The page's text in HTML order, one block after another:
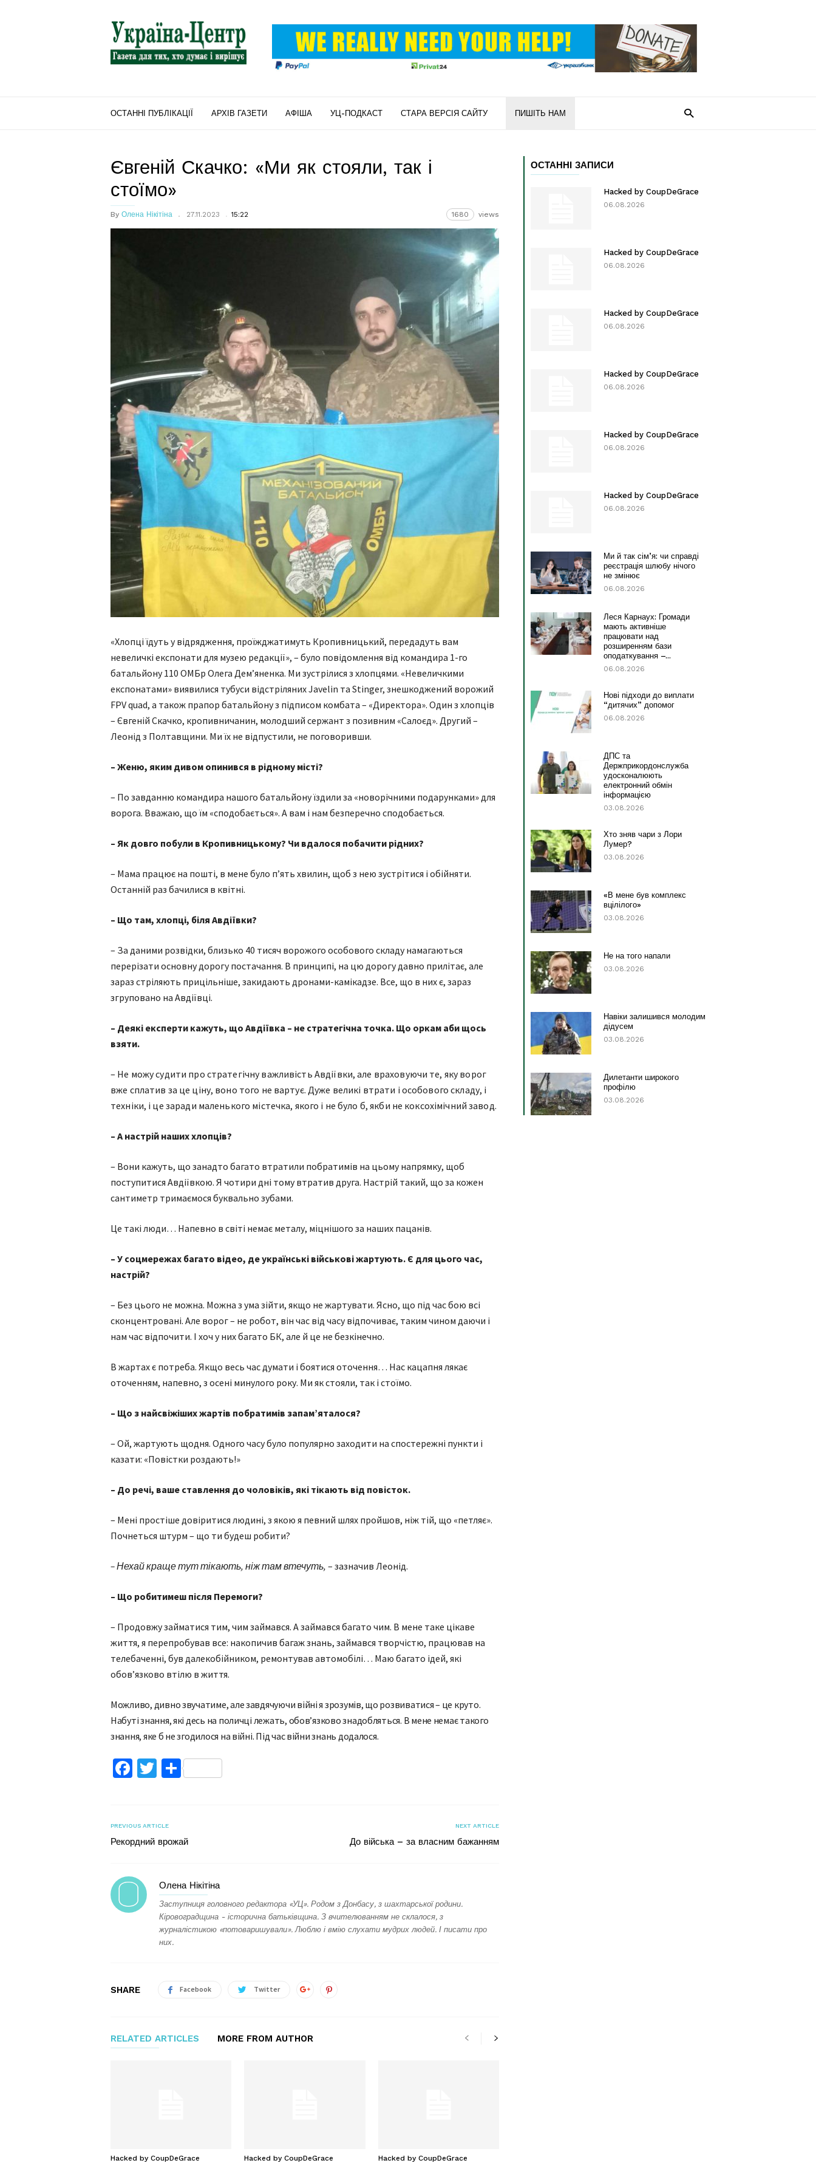
"Україна-
Центр"
ОСТАННІ ПУБЛІКАЦІЇ АРХІВ ГАЗЕТИ АФІША УЦ-ПОДКАСТ СТАРА ВЕРСІЯ САЙТУ ПИШІТЬ НАМ
Євгеній Скачко: «Ми як стояли, так і
стоїмо»
By Олена Нікітіна 27.11.2023 15:22 1680 views
«Хлопці їдуть у відрядження, проїжджатимуть Кропивницький, передадуть вам
невеличкі експонати для музею редакції», – було повідомлення від командира 1-го
батальйону 110 ОМБр Олега Дем’яненка. Ми зустрілися з хлопцями. «Невеличкими
експонатами» виявилися тубуси відстріляних Javelin та Stinger, знешкоджений ворожий
FPV quad, а також прапор батальйону з підписом комбата – «Директора». Один з хлопців
– Євгеній Скачко, кропивничанин, молодший сержант з позивним «Салоєд». Другий –
Леонід з Полтавщини. Ми їх не відпустили, не поговоривши.
– Женю, яким дивом опинився в рідному місті?
– По завданню командира нашого батальйону їздили за «новорічними подарунками» для
ворога. Вважаю, що їм «сподобається». А вам і нам безперечно сподобається.
– Як довго побули в Кропивницькому? Чи вдалося побачити рідних?
– Мама працює на пошті, в мене було п’ять хвилин, щоб з нею зустрітися і обійняти.
Останній раз бачилися в квітні.
– Що там, хлопці, біля Авдіївки?
– За даними розвідки, близько 40 тисяч ворожого особового складу намагаються
перерізати основну дорогу постачання. В принципі, на цю дорогу давно прилітає, але
зараз стріляють прицільніше, закидають дронами-камікадзе. Все, що в них є, зараз
згруповано на Авдіївці.
– Деякі експерти кажуть, що Авдіївка – не стратегічна точка. Що оркам аби щось
взяти.
– Не можу судити про стратегічну важливість Авдіївки, але враховуючи те, яку ворог
вже сплатив за це ціну, воно того не вартує. Дуже великі втрати і особового складу, і
техніки, і це заради маленького містечка, якого і не було б, якби не коксохімічний завод.
– А настрій наших хлопців?
– Вони кажуть, що занадто багато втратили побратимів на цьому напрямку, щоб
поступитися Авдіївкою. Я чотири дні тому втратив друга. Настрій такий, що за кожен
сантиметр тримаємося буквально зубами.
Це такі люди… Напевно в світі немає металу, міцнішого за наших пацанів.
– У соцмережах багато відео, де українські військові жартують. Є для цього час,
настрій?
– Без цього не можна. Можна з ума зійти, якщо не жартувати. Ясно, що під час бою всі
сконцентровані. Але ворог – не робот, він час від часу відпочиває, таким чином даючи і
нам час відпочити. І хоч у них багато БК, але й це не безкінечно.
В жартах є потреба. Якщо весь час думати і боятися оточення… Нас кацапня лякає
оточенням, напевно, з осені минулого року. Ми як стояли, так і стоїмо.
– Що з найсвіжіших жартів побратимів запам’яталося?
– Ой, жартують щодня. Одного часу було популярно заходити на спостережні пункти і
казати: «Повістки роздають!»
– До речі, ваше ставлення до чоловіків, які тікають від повісток.
– Мені простіше довіритися людині, з якою я певний шлях пройшов, ніж тій, що «петляє».
Почнеться штурм – що ти будеш робити?
– Нехай краще тут тікають, ніж там втечуть, – зазначив Леонід.
– Що робитимеш після Перемоги?
– Продовжу займатися тим, чим займався. А займався багато чим. В мене таке цікаве
життя, я перепробував все: накопичив багаж знань, займався творчістю, працював на
телебаченні, був далекобійником, ремонтував автомобілі… Маю багато ідей, які
обов’язково втілю в життя.
Можливо, дивно звучатиме, але завдячуючи війні я зрозумів, що розвиватися – це круто.
Набуті знання, які десь на поличці лежать, обов’язково знадобляться. В мене немає такого
знання, яке б не згодилося на війні. Під час війни знань додалося.
Facebook
TwitterПоділитися
PREVIOUS ARTICLE
Рекордний врожай
NEXT ARTICLE
До війська – за власним бажанням
Олена Нікітіна
Заступниця головного редактора «УЦ». Родом з Донбасу, з шахтарської родини.
Кіровоградщина - історична батьківщина. З вчителюванням не склалося, з
журналістикою «потоваришували». Люблю і вмію слухати мудрих людей. І писати про
них.
SHARE Facebook Twitter
RELATED ARTICLES MORE FROM AUTHOR
Hacked by CoupDeGrace Hacked by CoupDeGrace Hacked by CoupDeGrace
ОСТАННІ ЗАПИСИ
Hacked by CoupDeGrace
06.08.2026
Hacked by CoupDeGrace
06.08.2026
Hacked by CoupDeGrace
06.08.2026
Hacked by CoupDeGrace
06.08.2026
Hacked by CoupDeGrace
06.08.2026
Hacked by CoupDeGrace
06.08.2026
Ми й так сім’я: чи справді
реєстрація шлюбу нічого
не змінює
06.08.2026
Леся Карнаух: Громади
мають активніше
працювати над
розширенням бази
оподаткування –...
06.08.2026
Нові підходи до виплати
“дитячих” допомог
06.08.2026
ДПС та
Держприкордонслужба
удосконалюють
електронний обмін
інформацією
03.08.2026
Хто зняв чари з Лори
Лумер?
03.08.2026
«В мене був комплекс
вцілілого»
03.08.2026
Не на того напали
03.08.2026
Навіки залишився молодим
дідусем
03.08.2026
Дилетанти широкого
профілю
03.08.2026